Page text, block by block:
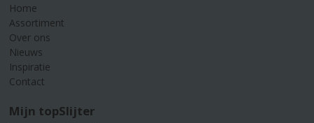
Home
Assortiment
Over ons
Nieuws
Inspiratie
Contact
Mijn topSlijter